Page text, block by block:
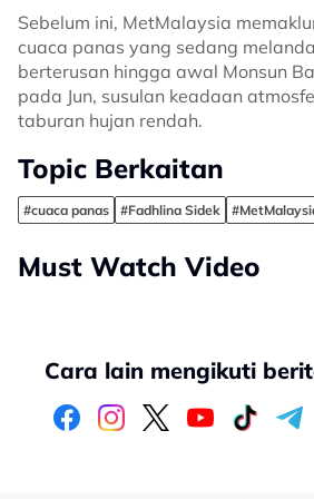
Sebelum ini, MetMalaysia
cuaca panas yang sedang
berterusan hingga awal Monsun
pada Jun, susulan keadaan
taburan hujan rendah.
Topic Berkaitan
#cuaca panas #Fadhlina Sidek
Must Watch Video
Cara lain mengikuti